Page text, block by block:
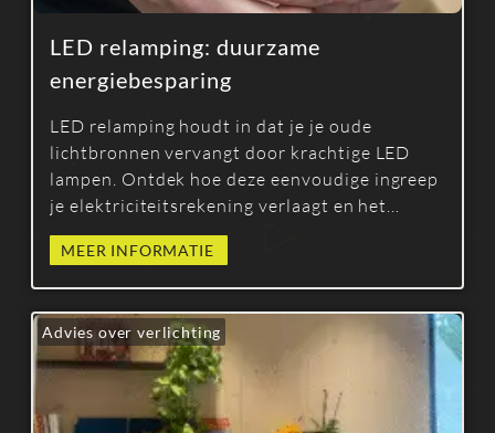
LED relamping: duurzame
energiebesparing
LED relamping houdt in dat je je oude
lichtbronnen vervangt door krachtige LED
lampen. Ontdek hoe deze eenvoudige ingreep
je elektriciteitsrekening verlaagt en het
verlichtingscomfort verbetert.
MEER INFORMATIE
Advies over verlichting